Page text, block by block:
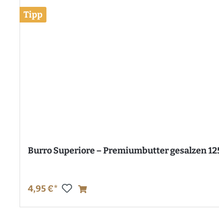
Tipp
Burro Superiore – Premiumbutter gesalzen
4,95 €*